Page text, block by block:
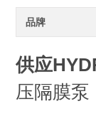
品牌
供应
压隔膜泵